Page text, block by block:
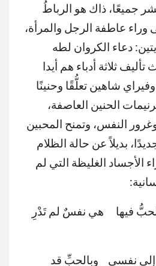
جميعًا، ذاك هو الرباطُ
عاطفة الرجل والمرأة،
دعاء الكروان لطه
ثلاثة أدباء هم أيدا
شاهين تعلُّقًا وحنينًا
الحنين العاصفة،
النفس، وتمنح المحبين
بديلاً عن حالة الظلام
الأجساد الغليظة التي لم
فيها هي نفسٌ لم تَدْرِ
إلى نفسي وبالحبِّ قد